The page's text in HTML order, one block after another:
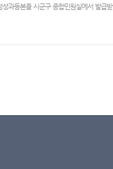
과등본을 시군구 종합민원실에서 발급받